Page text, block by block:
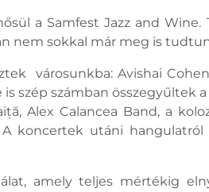
a Samfest Jazz and
nem sokkal már meg is
városunkba: Avishai
szép számban összegyűltek
Alex Calancea Band, a
koncertek utáni
amely teljes mértékig